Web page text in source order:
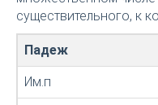
существительного, к
Падеж
Им.п